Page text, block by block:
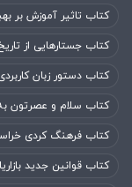
کتاب تاثیر آموزش بر
کتاب جستارهایی از
کتاب دستور زبان
کتاب سلام و عصرتون
کتاب فرهنگ کردی
کتاب قوانین جدید